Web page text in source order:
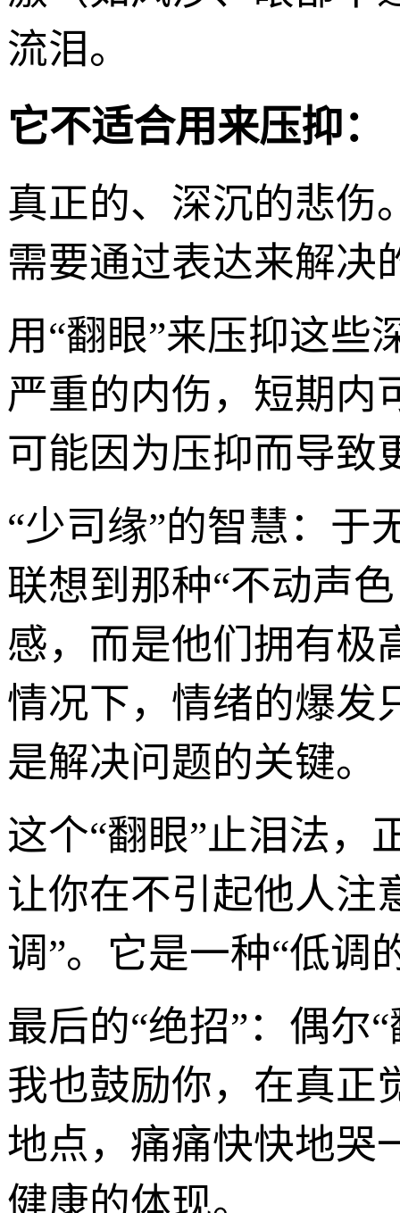
流泪。
它不适合用来压抑：
真正的、深沉的悲伤
需要通过表达来解决
用“翻眼”来压抑这些
严重的内伤，短期内
可能因为压抑而导致
“少司缘”的智慧：于
联想到那种“不动声
感，而是他们拥有极
情况下，情绪的爆发
是解决问题的关键。
这个“翻眼”止泪法，
让你在不引起他人注
调”。它是一种“低调
最后的“绝招”：偶尔
我也鼓励你，在真正
地点，痛痛快快地哭
健康的体现。